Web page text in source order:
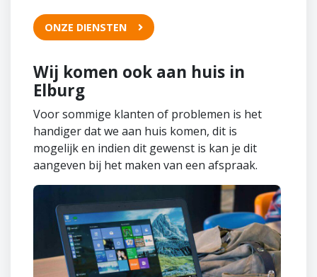
ONZE DIENSTEN
Wij komen ook aan huis in
Elburg
Voor sommige klanten of problemen is het
handiger dat we aan huis komen, dit is
mogelijk en indien dit gewenst is kan je dit
aangeven bij het maken van een afspraak.